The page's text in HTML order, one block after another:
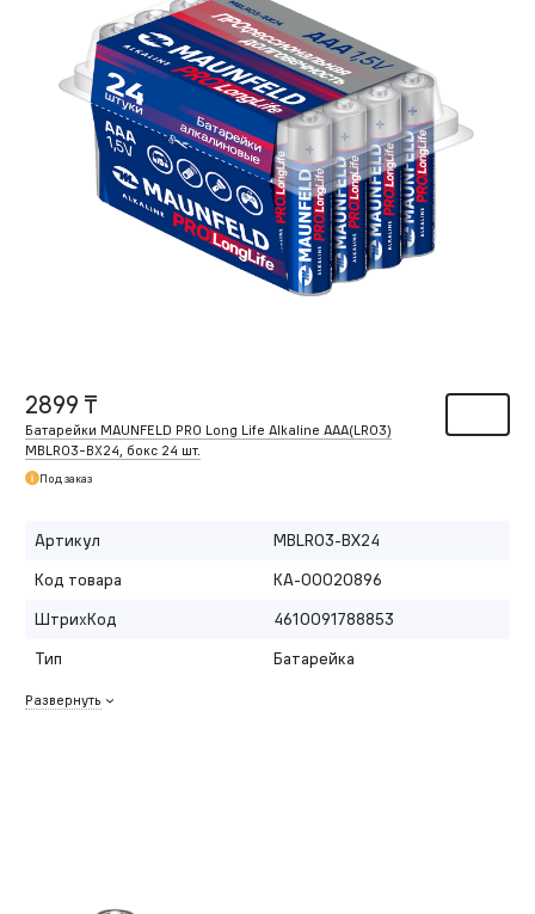
2899 ₸
Батарейки MAUNFELD PRO Long Life Alkaline ААА(LR03)
MBLR03-BX24, бокс 24 шт.
Под заказ
Артикул
MBLR03-BX24
Код товара
КА-00020896
ШтрихКод
4610091788853
Тип
Батарейка
Развернуть